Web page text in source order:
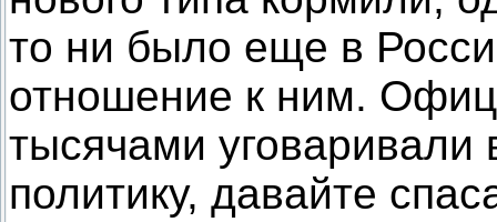
то ни было еще в
отношение к ним.
тысячами уговаривали
политику, давайте